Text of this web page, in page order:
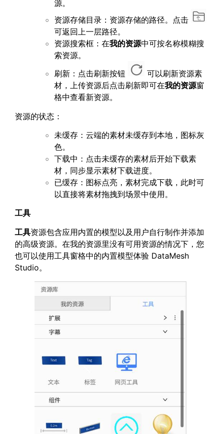
源。
资源存储目录：资源存储的路径。点击
可返回上一层路径。
资源搜索框：在我的资源中可按名称模糊搜
索资源。
刷新：点击刷新按钮
可以刷新资源素
材，上传资源后点击刷新即可在我的资源窗
格中查看新资源。
资源的状态：
未缓存：云端的素材未缓存到本地，图标灰
色。
下载中：点击未缓存的素材后开始下载素
材，同步显示素材下载进度。
已缓存：图标点亮，素材完成下载，此时可
以直接将素材拖拽到场景中使用。
工具
工具资源包含应用内置的模型以及用户自行制作并添加
的高级资源。在我的资源里没有可用资源的情况下，您
也可以使用工具窗格中的内置模型体验 DataMesh
Studio。